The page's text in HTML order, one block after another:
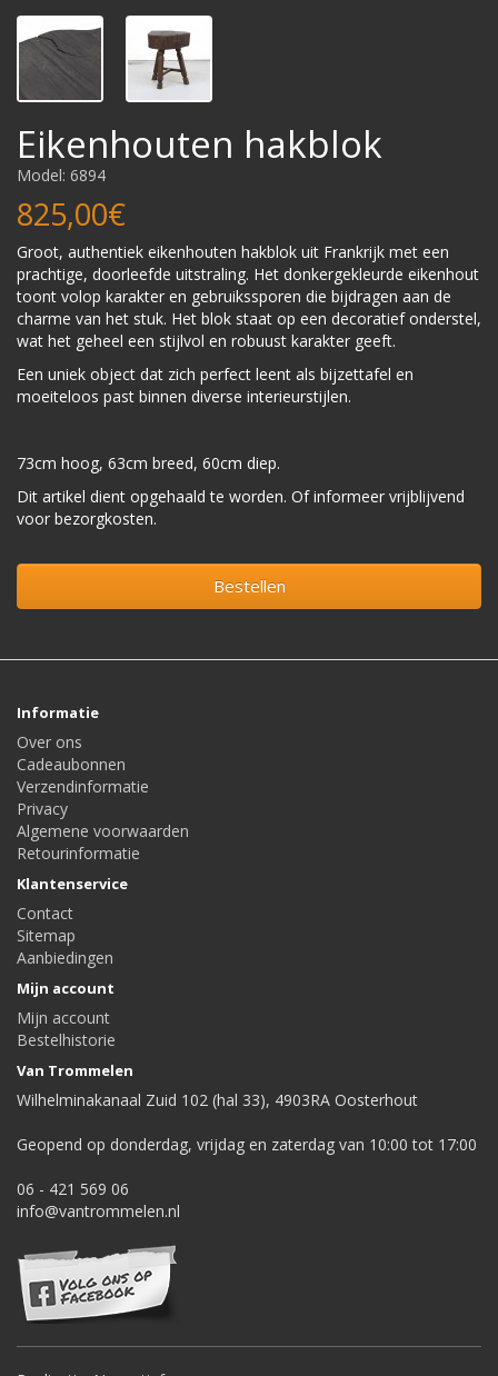
Eikenhouten hakblok
Model: 6894
825,00€
Groot, authentiek eikenhouten hakblok uit Frankrijk met een
prachtige, doorleefde uitstraling. Het donkergekleurde eikenhout
toont volop karakter en gebruikssporen die bijdragen aan de
charme van het stuk. Het blok staat op een decoratief onderstel,
wat het geheel een stijlvol en robuust karakter geeft.
Een uniek object dat zich perfect leent als bijzettafel en
moeiteloos past binnen diverse interieurstijlen.
73cm hoog, 63cm breed, 60cm diep.
Dit artikel dient opgehaald te worden. Of informeer vrijblijvend
voor bezorgkosten.
Bestellen
Informatie
Over ons
Cadeaubonnen
Verzendinformatie
Privacy
Algemene voorwaarden
Retourinformatie
Klantenservice
Contact
Sitemap
Aanbiedingen
Mijn account
Mijn account
Bestelhistorie
Van Trommelen
Wilhelminakanaal Zuid 102 (hal 33), 4903RA Oosterhout
Geopend op donderdag, vrijdag en zaterdag van 10:00 tot 17:00
06 - 421 569 06
info@vantrommelen.nl